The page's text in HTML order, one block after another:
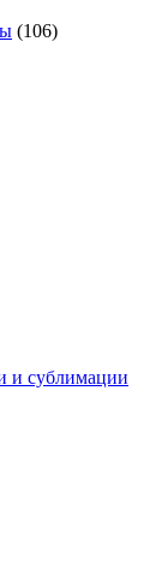
(106)
и сублимации